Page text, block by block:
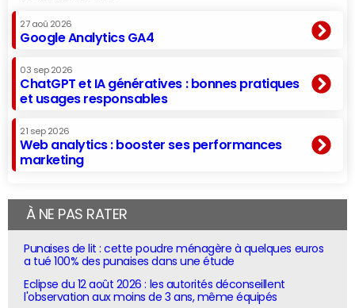
27 aoû 2026
Google Analytics GA4
03 sep 2026
ChatGPT et IA génératives : bonnes pratiques
et usages responsables
21 sep 2026
Web analytics : booster ses performances
marketing
À NE PAS RATER
Punaises de lit : cette poudre ménagère à quelques euros
a tué 100% des punaises dans une étude
Eclipse du 12 août 2026 : les autorités déconseillent
l'observation aux moins de 3 ans, même équipés